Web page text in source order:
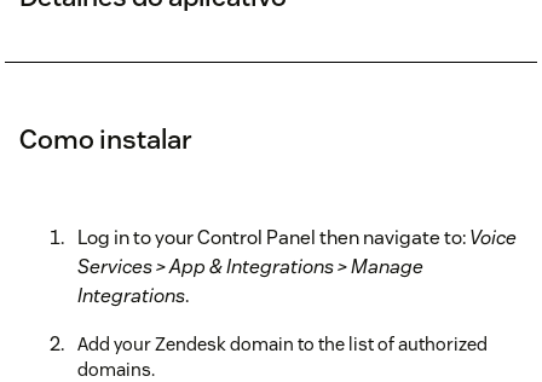
Como instalar
Log in to your Control Panel then navigate to:Voice
Services > App & Integrations > Manage
Integrations.
Add your Zendesk domain to the list of authorized
domains.